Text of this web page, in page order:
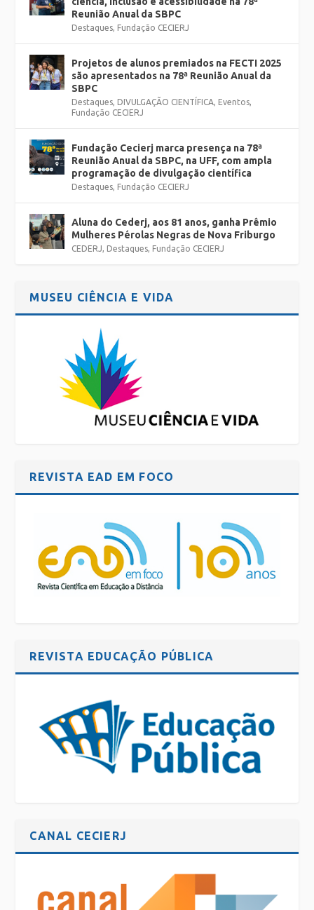
Reunião Anual da SBPC
Destaques Fundação CECIERJ
Projetos de alunos premiados na FECTI 2025
são apresentados na 78ª Reunião Anual da
SBPC
Destaques DIVULGAÇÃO CIENTÍFICA Eventos
Fundação CECIERJ
Fundação Cecierj marca presença na 78ª
Reunião Anual da SBPC, na UFF, com ampla
programação de divulgação científica
Destaques Fundação CECIERJ
Aluna do Cederj, aos 81 anos, ganha Prêmio
Mulheres Pérolas Negras de Nova Friburgo
CEDERJ Destaques Fundação CECIERJ
MUSEU CIÊNCIA E VIDA
REVISTA EAD EM FOCO
REVISTA EDUCAÇÃO PÚBLICA
CANAL CECIERJ